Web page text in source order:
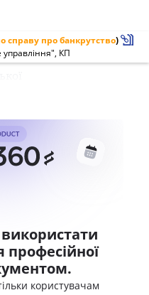
справу про банкрутство)
КП
професійної
користувачам